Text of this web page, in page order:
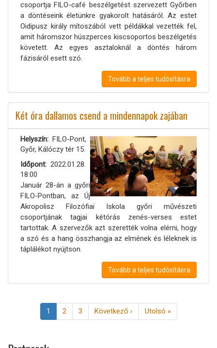
csoportja FILO-café beszélgetést szervezett Győrben
a döntéseink életünkre gyakorolt hatásáról. Az estet
Oidipusz király mítoszából vett példákkal vezették fel,
amit háromszor húszperces kiscsoportos beszélgetés
követett. Az egyes asztaloknál a döntés három
fázisáról esett szó.
Tovább a teljes tudósításra
Két óra dallamos csend a mindennapok zajában
Helyszín
FILO-Pont,
Győr, Kálóczy tér 15.
Időpont
2022.01.28.
18:00
Január 28-án a győri
FILO-Pontban, az Új
Akropolisz Filozófiai Iskola győri művészeti
csoportjának tagjai kétórás zenés-verses estet
tartottak. A szervezők azt szerették volna elérni, hogy
a szó és a hang összhangja az elmének és léleknek is
táplálékot nyújtson.
Tovább a teljes tudósításra
Oldalszámozás
Jelenlegi
oldal
1 Page
2 Page
3
Következő
oldal
Következő ›
Utolsó
oldal
Utolsó »